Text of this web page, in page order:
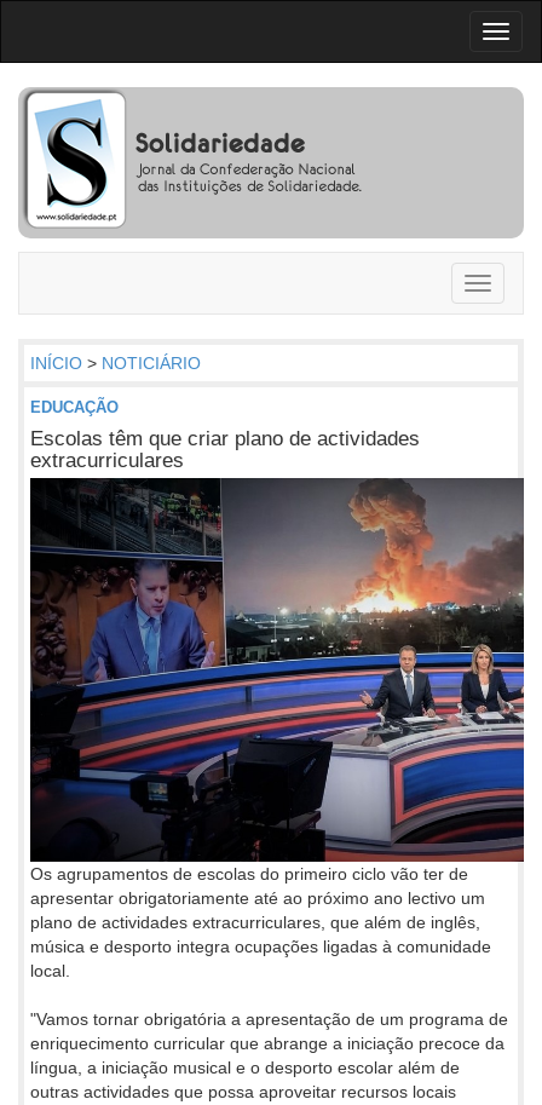
Toggle
INÍCIO > NOTICIÁRIO
EDUCAÇÃO
Escolas têm que criar plano de actividades
extracurriculares
Os agrupamentos de escolas do primeiro ciclo vão ter de
apresentar obrigatoriamente até ao próximo ano lectivo um
plano de actividades extracurriculares, que além de inglês,
música e desporto integra ocupações ligadas à comunidade
local.
"Vamos tornar obrigatória a apresentação de um programa de
enriquecimento curricular que abrange a iniciação precoce da
língua, a iniciação musical e o desporto escolar além de
outras actividades que possa aproveitar recursos locais